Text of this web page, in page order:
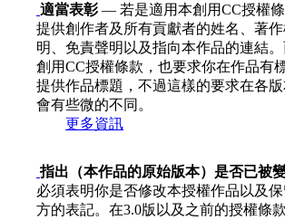
適當表彰— 若是適用本創用CC授權
提供創作者及所有貢獻者的姓名、著
明、免責聲明以及指向本作品的連結
創用CC授權條款，也要求你在作品有
提供作品標題，不過這樣的要求在各
會有些微的不同。
更多資訊
指出（本作品的原始版本）是否已被
必須表明你是否修改本授權作品以及
方的表記。在3.0版以及之前的授權條